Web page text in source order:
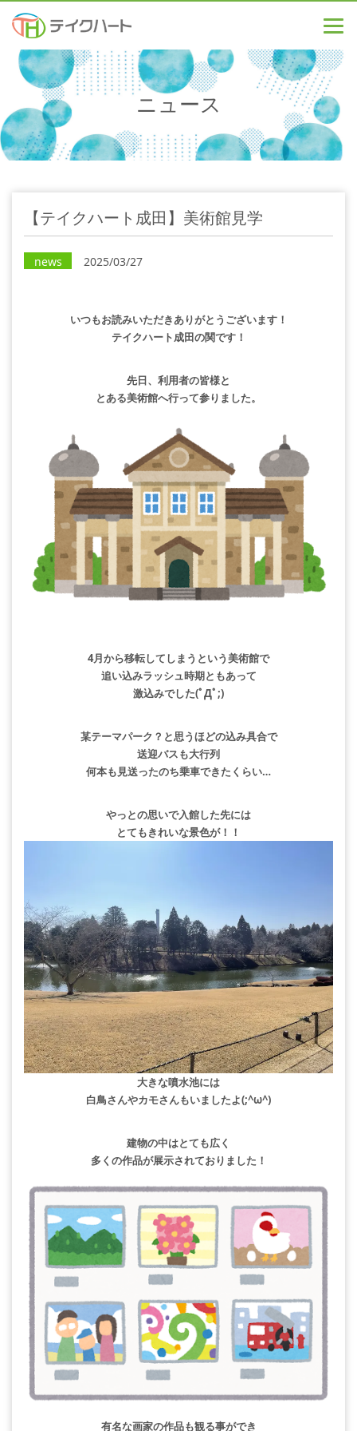
ニュース
【テイクハート成田】美術館見学
news 2025/03/27
いつもお読みいただきありがとうございます！
テイクハート成田の関です！
先日、利用者の皆様と
とある美術館へ行って参りました。
4月から移転してしまうという美術館で
追い込みラッシュ時期ともあって
激込みでした(ﾟДﾟ;)
某テーマパーク？と思うほどの込み具合で
送迎バスも大行列
何本も見送ったのち乗車できたくらい…
やっとの思いで入館した先には
とてもきれいな景色が！！
大きな噴水池には
白鳥さんやカモさんもいましたよ(;^ω^)
建物の中はとても広く
多くの作品が展示されておりました！
有名な画家の作品も観る事ができ